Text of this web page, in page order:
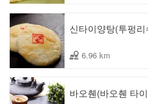
신타이양탕(투펑리
6.96 km
바오췐(바오췐 타